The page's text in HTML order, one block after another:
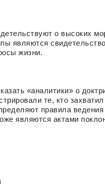
о высоких
являются
жизни.
«аналитики» о
те, кто
правила
являются актами